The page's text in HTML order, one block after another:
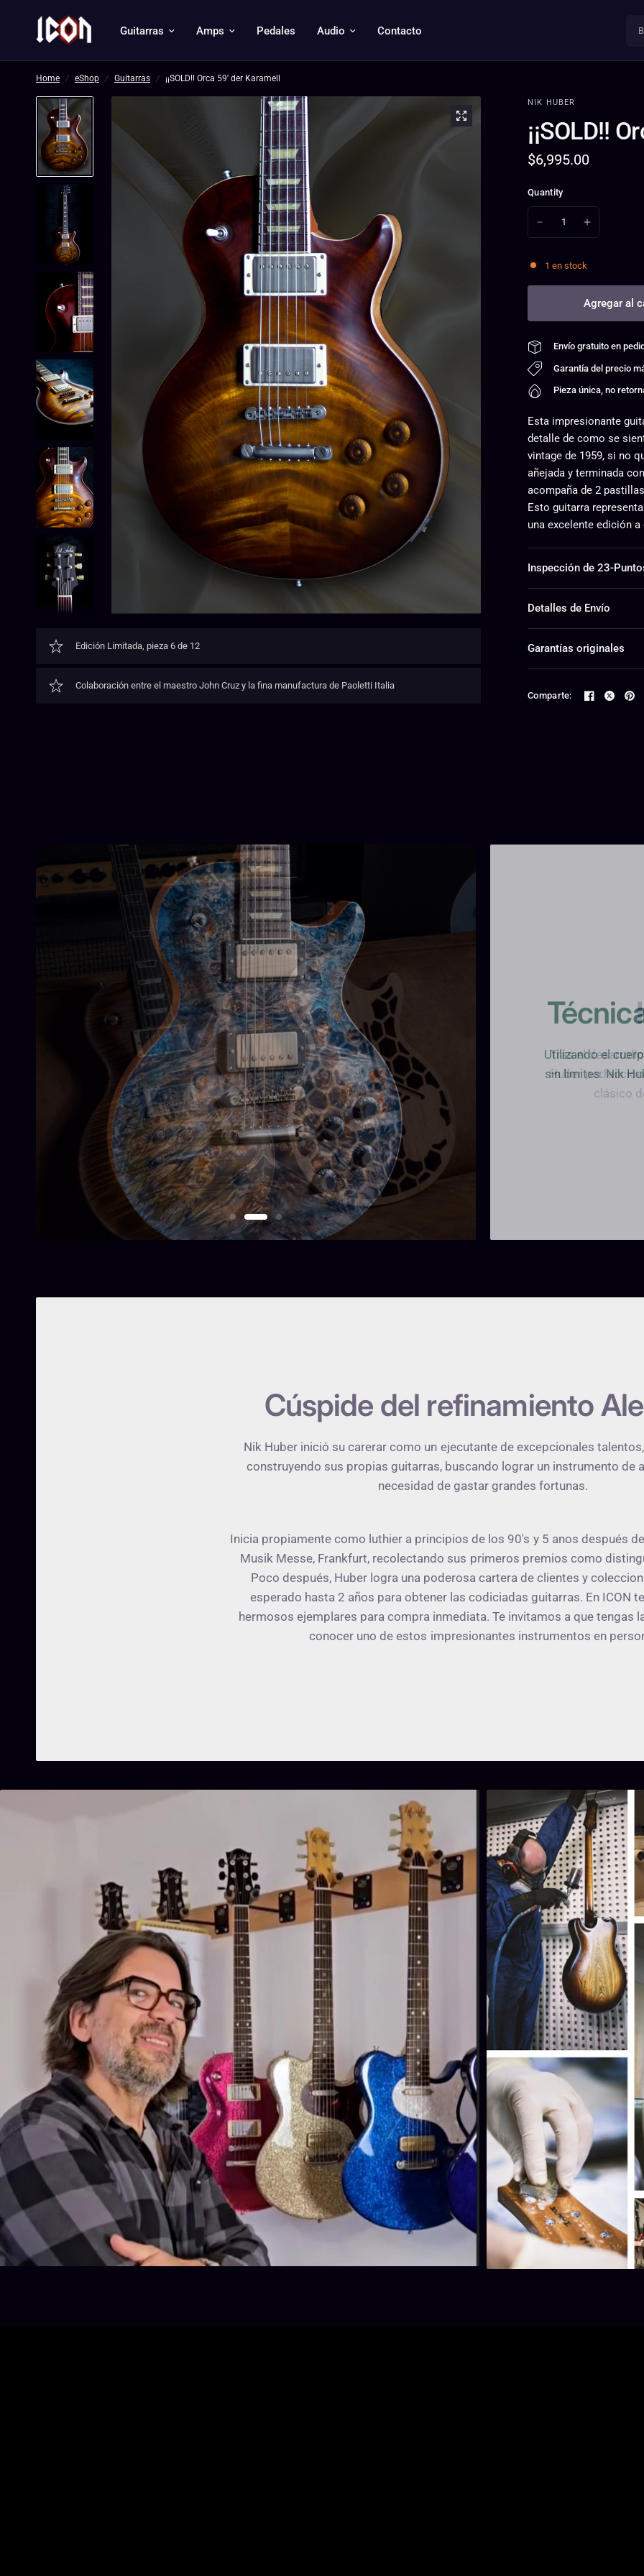
Guitarras Amps Pedales Audio Contacto
Home / eShop / Guitarras / ¡¡SOLD!! Orca 59' der Karamell
Edición Limitada, pieza 6 de 12
Colaboración entre el maestro John Cruz y la fina manufactura de Paoletti Italia
NIK HUBER
¡¡SOLD!!
$6,995.00
Quantity
1 en stock
Agregar al
Envío gratuito en
Garantía del precio
Pieza única, no
Esta impresionante
detalle de como se
vintage de 1959, si no
añejada y terminada
acompaña de 2
Esto guitarra
una excelente edición
Inspección de 23-
Detalles de Envío
Garantías originales
Comparte:
Utilizando el
sin límites. Nik
Cúspide del refinamiento
Nik Huber inició su carerar como un ejecutante de excepcionales
construyendo sus propias guitarras, buscando lograr un instrumento de
necesidad de gastar grandes fortunas.
Inicia propiamente como luthier a principios de los 90's y 5 anos después
Musik Messe, Frankfurt, recolectando sus primeros premios como
Poco después, Huber logra una poderosa cartera de clientes y
esperado hasta 2 años para obtener las codiciadas guitarras. En ICON
hermosos ejemplares para compra inmediata. Te invitamos a que tengas
conocer uno de estos impresionantes instrumentos en